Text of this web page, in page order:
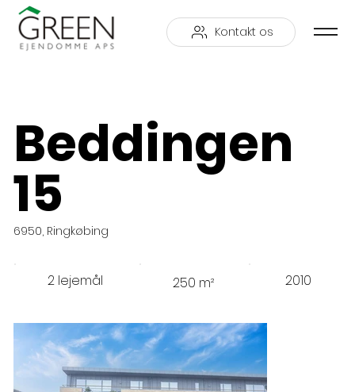
Kontakt os
Beddingen
15
6950, Ringkøbing
2 lejemål 2010
250 m²